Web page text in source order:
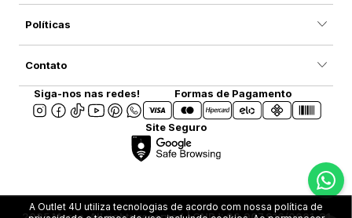
Políticas
Contato
Siga-nos nas redes! Formas de Pagamento
Site Seguro
A Outlet 4U utiliza tecnologias de acordo com nossa política de